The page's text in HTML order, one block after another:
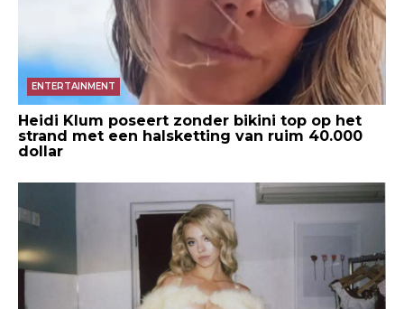
ENTERTAINMENT
Heidi Klum poseert zonder bikini top op het
strand met een halsketting van ruim 40.000
dollar